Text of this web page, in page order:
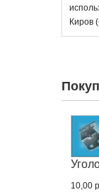
Киров
10,00